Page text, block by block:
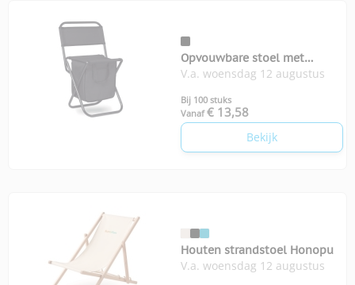
Opvouwbare stoel met
koeltas
V.a. woensdag 12 augustus
Bij 100 stuks
Vanaf € 13,58
Bekijk
Houten strandstoel Honopu
V.a. woensdag 12 augustus